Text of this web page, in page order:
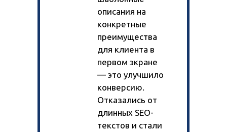
описания на
конкретные
преимущества
для клиента в
первом экране
— это улучшило
конверсию.
Отказались от
длинных SEO-
текстов и стали